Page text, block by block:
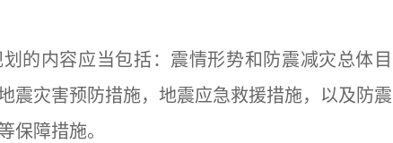
内容应当包括：震情形势和防震减灾总体目
震灾害预防措施，地震应急救援措施，以及防震
保障措施。